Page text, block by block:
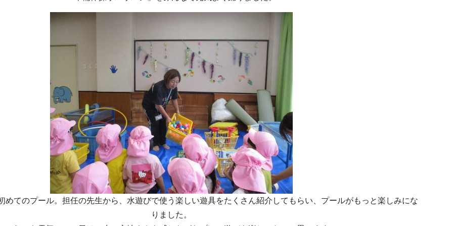
めてのプール。担任の先生から、水遊びで使う楽しい遊具をたくさん紹介してもらい、プールがもっと楽しみにな
りました。